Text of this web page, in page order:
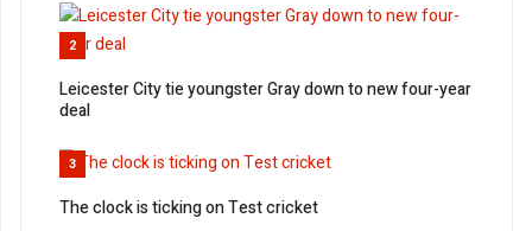
2
Leicester City tie youngster Gray down to new four-year
deal
3
The clock is ticking on Test cricket